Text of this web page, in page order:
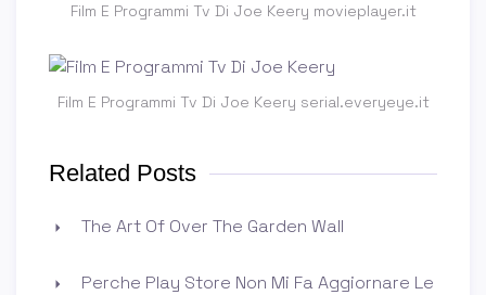
Film E Programmi Tv Di Joe Keery movieplayer.it
Film E Programmi Tv Di Joe Keery serial.everyeye.it
Related Posts
The Art Of Over The Garden Wall
Perche Play Store Non Mi Fa Aggiornare Le